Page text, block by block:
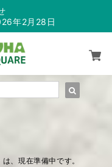
年2月28日
、現在準備中です。